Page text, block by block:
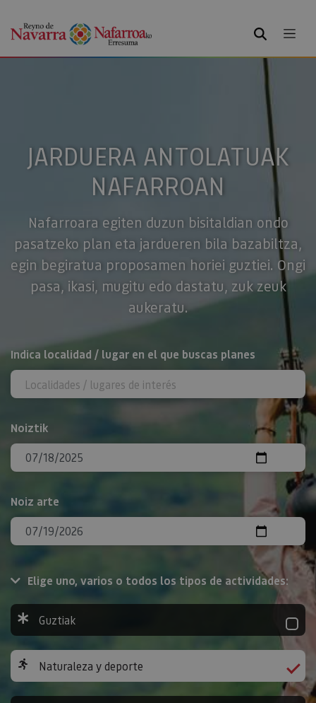
BILATU
JARDUERA ANTOLATUAK
NAFARROAN
Nafarroara egiten duzun bisitaldian ondo
pasatzeko plan eta jardueren bila bazabiltza,
egin begiratua proposamen horiei guztiei. Ongi
pasa, ikasi, mugitu edo dastatu, zuk zeuk
aukeratu.
BILATU
Indica localidad / lugar en el que buscas planes
Noiztik
Noiz arte
Elige uno, varios o todos los tipos de actividades:
Guztiak
Naturaleza y deporte